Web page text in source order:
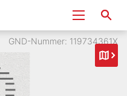
GND-Nummer: 119734361X